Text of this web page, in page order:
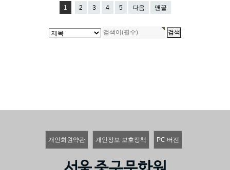
1 2 3 4 5 다음 맨끝
개인회원약관 개인정보 보호정책 PC 버전